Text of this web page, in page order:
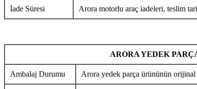
İade Süresi Arora motorlu araç iadeleri, teslim
ARORA YEDEK
Ambalaj Durumu Arora yedek parça ürününün orijinal